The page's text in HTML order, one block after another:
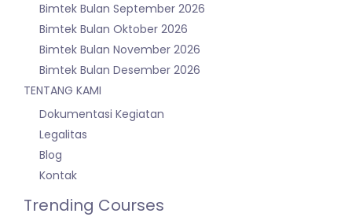
Bimtek Bulan September 2026
Bimtek Bulan Oktober 2026
Bimtek Bulan November 2026
Bimtek Bulan Desember 2026
TENTANG KAMI
Dokumentasi Kegiatan
Legalitas
Blog
Kontak
Trending Courses